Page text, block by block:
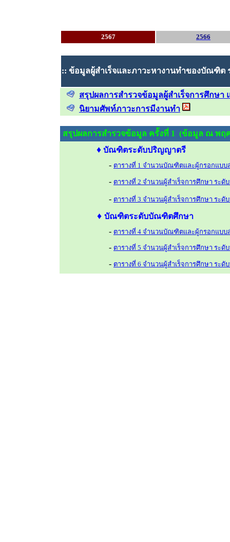
2567 2566
:: ข้อมูลผู้สำเร็จและภาวะหางานทำของบัณฑิต
สรุปผลการสำรวจข้อมูลผู้สำเร็จการศึกษ
นิยามศัพท์ภาวะการมีงานทำ
สรุปผลการสำรวจข้อมูล ครั้งที่ 1 (ข้อมูล ณ พฤศ
♦ บัณฑิตระดับปริญญาตรี
- ตารางที่ 1 จำนวนบัณฑิตและผู้กรอกแบ
- ตารางที่ 2 จำนวนผู้สำเร็จการศึกษา ระดั
- ตารางที่ 3 จำนวนผู้สำเร็จการศึกษา ระดั
♦ บัณฑิตระดับบัณฑิตศึกษา
- ตารางที่ 4 จำนวนบัณฑิตและผู้กรอกแบ
- ตารางที่ 5 จำนวนผู้สำเร็จการศึกษา ระดั
- ตารางที่ 6 จำนวนผู้สำเร็จการศึกษา ระดั